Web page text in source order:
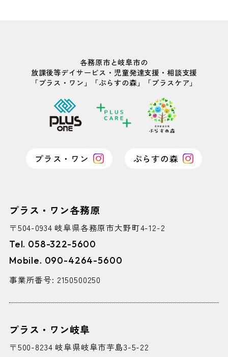
各務原市と岐阜市の
放課後等デイサービス・児童発達支援・相談支援
「プラス・ワン」「ぷらすの森」「プラスケア」
プラス・ワン ぷらすの森
プラス・ワン各務原
〒504-0934 岐阜県各務原市大野町4-12-2
Tel. 058-322-5600
Mobile. 090-4264-5600
事業所番号: 2150500250
プラス・ワン岐阜
〒500-8234 岐阜県岐阜市芋島3-5-22